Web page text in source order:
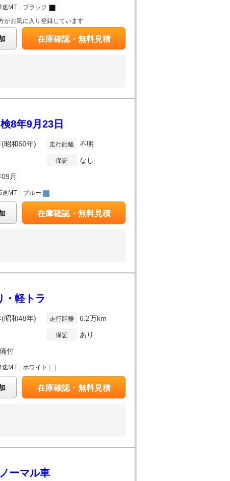
速MT
ブラック
がお気に入り登録しています
在庫確認・無料見積
8年9月23日
昭和60年)
月
走行距離 不明
保証 なし
速MT ブルー
在庫確認・無料見積
・軽トラ
昭和48年)
付
走行距離 6.2万km
保証 あり
速MT ホワイト
在庫確認・無料見積
ーマル車